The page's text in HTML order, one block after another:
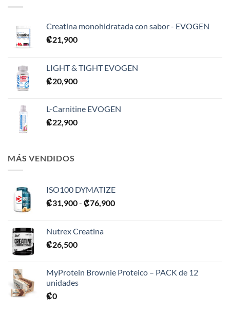
Creatina monohidratada con sabor - EVOGEN
₡21,900
LIGHT & TIGHT EVOGEN
₡20,900
L-Carnitine EVOGEN
₡22,900
MÁS VENDIDOS
ISO100 DYMATIZE
₡31,900- ₡76,900Rango
Nutrex Creatina
₡26,500
MyProtein Brownie Proteico – PACK de 12
unidades
₡0